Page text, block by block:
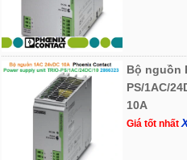
Bộ nguồn
PS/1AC/
10A
Giá tốt nhất